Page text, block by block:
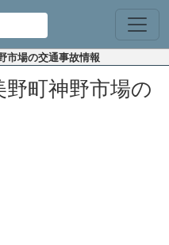
市場の交通事故情報
町神野市場の